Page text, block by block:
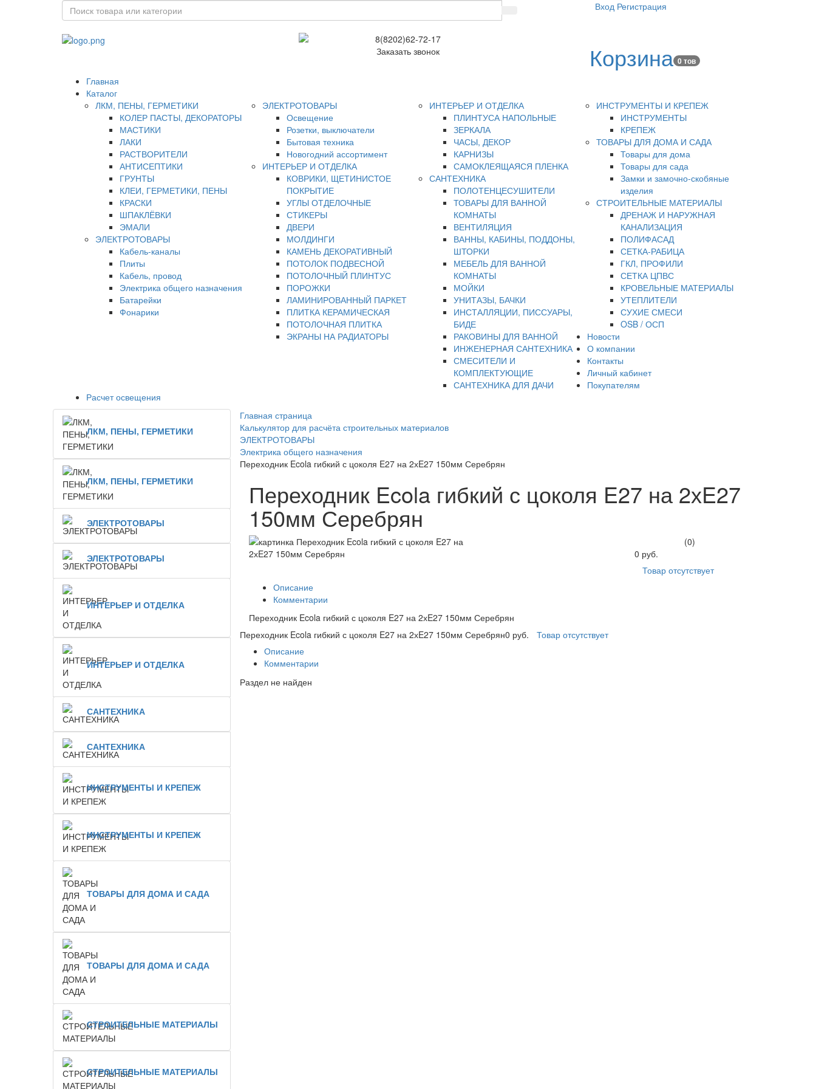
Вход Регистрация
8(8202)62-72-17
Заказать звонок
Корзина 0 тов
Главная
Каталог
ЛКМ, ПЕНЫ, ГЕРМЕТИКИ
КОЛЕР ПАСТЫ, ДЕКОРАТОРЫ
МАСТИКИ
ЛАКИ
РАСТВОРИТЕЛИ
АНТИСЕПТИКИ
ГРУНТЫ
КЛЕИ, ГЕРМЕТИКИ, ПЕНЫ
КРАСКИ
ШПАКЛЁВКИ
ЭМАЛИ
ЭЛЕКТРОТОВАРЫ
Кабель-каналы
Плиты
Кабель, провод
Электрика общего назначения
Батарейки
Фонарики
ЭЛЕКТРОТОВАРЫ
Освещение
Розетки, выключатели
Бытовая техника
Новогодний ассортимент
ИНТЕРЬЕР И ОТДЕЛКА
КОВРИКИ, ЩЕТИНИСТОЕ
ПОКРЫТИЕ
УГЛЫ ОТДЕЛОЧНЫЕ
СТИКЕРЫ
ДВЕРИ
МОЛДИНГИ
КАМЕНЬ ДЕКОРАТИВНЫЙ
ПОТОЛОК ПОДВЕСНОЙ
ПОТОЛОЧНЫЙ ПЛИНТУС
ПОРОЖКИ
ЛАМИНИРОВАННЫЙ ПАРКЕТ
ПЛИТКА КЕРАМИЧЕСКАЯ
ПОТОЛОЧНАЯ ПЛИТКА
ЭКРАНЫ НА РАДИАТОРЫ
ИНТЕРЬЕР И ОТДЕЛКА
ПЛИНТУСА НАПОЛЬНЫЕ
ЗЕРКАЛА
ЧАСЫ, ДЕКОР
КАРНИЗЫ
САМОКЛЕЯЩАЯСЯ ПЛЕНКА
САНТЕХНИКА
ПОЛОТЕНЦЕСУШИТЕЛИ
ТОВАРЫ ДЛЯ ВАННОЙ
КОМНАТЫ
ВЕНТИЛЯЦИЯ
ВАННЫ, КАБИНЫ, ПОДДОНЫ,
ШТОРКИ
МЕБЕЛЬ ДЛЯ ВАННОЙ
КОМНАТЫ
МОЙКИ
УНИТАЗЫ, БАЧКИ
ИНСТАЛЛЯЦИИ, ПИССУАРЫ,
БИДЕ
РАКОВИНЫ ДЛЯ ВАННОЙ
ИНЖЕНЕРНАЯ САНТЕХНИКА
СМЕСИТЕЛИ И
КОМПЛЕКТУЮЩИЕ
САНТЕХНИКА ДЛЯ ДАЧИ
ИНСТРУМЕНТЫ И КРЕПЕЖ
ИНСТРУМЕНТЫ
КРЕПЕЖ
ТОВАРЫ ДЛЯ ДОМА И САДА
Товары для дома
Товары для сада
Замки и замочно-скобяные
изделия
СТРОИТЕЛЬНЫЕ МАТЕРИАЛЫ
ДРЕНАЖ И НАРУЖНАЯ
КАНАЛИЗАЦИЯ
ПОЛИФАСАД
СЕТКА-РАБИЦА
ГКЛ, ПРОФИЛИ
СЕТКА ЦПВС
КРОВЕЛЬНЫЕ МАТЕРИАЛЫ
УТЕПЛИТЕЛИ
СУХИЕ СМЕСИ
OSB / ОСП
Новости
О компании
Контакты
Личный кабинет
Покупателям
Расчет освещения
ЛКМ, ПЕНЫ, ГЕРМЕТИКИ
ЛКМ, ПЕНЫ, ГЕРМЕТИКИ
ЭЛЕКТРОТОВАРЫ
ЭЛЕКТРОТОВАРЫ
ИНТЕРЬЕР И ОТДЕЛКА
ИНТЕРЬЕР И ОТДЕЛКА
САНТЕХНИКА
САНТЕХНИКА
ИНСТРУМЕНТЫ И КРЕПЕЖ
ИНСТРУМЕНТЫ И КРЕПЕЖ
ТОВАРЫ ДЛЯ ДОМА И САДА
ТОВАРЫ ДЛЯ ДОМА И САДА
СТРОИТЕЛЬНЫЕ МАТЕРИАЛЫ
СТРОИТЕЛЬНЫЕ МАТЕРИАЛЫ
Главная страница
Калькулятор для расчёта строительных материалов
ЭЛЕКТРОТОВАРЫ
Электрика общего назначения
Переходник Ecola гибкий с цоколя E27 на 2хE27 150мм Серебрян
Переходник Ecola гибкий с цоколя E27 на 2хE27
150мм Серебрян
(0)
0 руб.
Товар отсутствует
Описание
Комментарии
Переходник Ecola гибкий с цоколя E27 на 2хE27 150мм Серебрян
Переходник Ecola гибкий с цоколя E27 на 2хE27 150мм Серебрян0 руб.
Товар отсутствует
Описание
Комментарии
Раздел не найден